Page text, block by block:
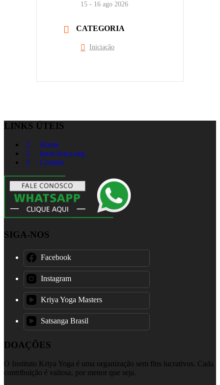
15 - 16 ago 2026
CATEGORIA
Iniciação
LINKS ÚTEIS
Home
learn.kriya.org
Contato
SIGA-NOS
Facebook
Instagram
Kriya Yoga Masters
Satsanga Brasil
DOAÇÕES
O Instituto Kriya Yoga é uma organização sem fins lucrativos. Cada
contribuição é valiosa, por menor que seja.